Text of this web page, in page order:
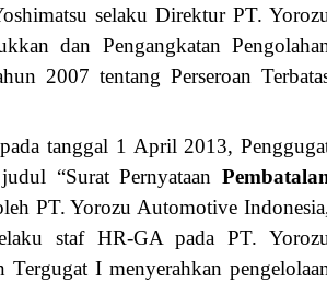
selaku Direktur PT. Yorozu
dan Pengangkatan
2007 tentang Perseroan
tanggal 1 April 2013,
“Surat Pernyataan
PT. Yorozu Automotive
staf HR-GA pada PT.
I menyerahkan